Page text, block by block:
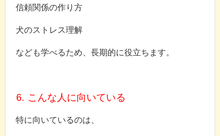
信頼関係の作り方
犬のストレス理解
なども学べるため、長期的に役立ちます。
6. こんな人に向いている
特に向いているのは、